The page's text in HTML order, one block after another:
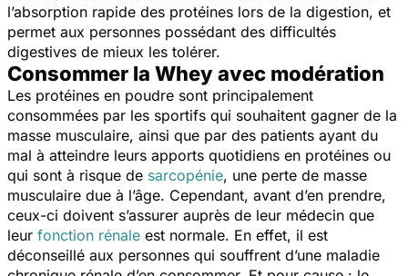
l’absorption rapide des protéines lors de la digestion, et
permet aux personnes possédant des difficultés
digestives de mieux les tolérer.
Consommer la Whey avec modération
Les protéines en poudre sont principalement
consommées par les sportifs qui souhaitent gagner de la
masse musculaire, ainsi que par des patients ayant du
mal à atteindre leurs apports quotidiens en protéines ou
qui sont à risque de sarcopénie, une perte de masse
musculaire due à l’âge. Cependant, avant d’en prendre,
ceux-ci doivent s’assurer auprès de leur médecin que
leur fonction rénale est normale. En effet, il est
déconseillé aux personnes qui souffrent d’une maladie